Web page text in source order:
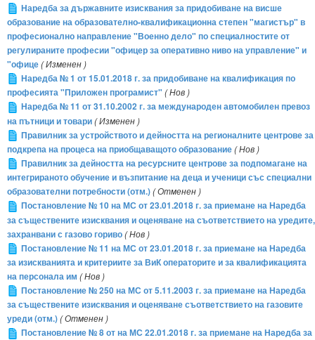
Наредба за държавните изисквания за придобиване на висше
образование на образователно-квалификационна степен "магистър" в
професионално направление "Военно дело" по специалностите от
регулираните професии "офицер за оперативно ниво на управление" и
"офице( Изменен )
Наредба № 1 от 15.01.2018 г. за придобиване на квалификация по
професията "Приложен програмист" ( Нов )
Наредба № 11 от 31.10.2002 г. за международен автомобилен превоз
на пътници и товари( Изменен )
Правилник за устройството и дейността на регионалните центрове за
подкрепа на процеса на приобщаващото образование( Нов )
Правилник за дейността на ресурсните центрове за подпомагане на
интегрираното обучение и възпитание на деца и ученици със специални
образователни потребности (отм.)( Отменен )
Постановление № 10 на МС от 23.01.2018 г. за приемане на Наредба
за съществените изисквания и оценяване на съответствието на уредите,
захранвани с газово гориво( Нов )
Постановление № 11 на МС от 23.01.2018 г. за приемане на Наредба
за изискванията и критериите за ВиК операторите и за квалификацията
на персонала им ( Нов )
Постановление № 250 на МС от 5.11.2003 г. за приемане на Наредба
за съществените изисквания и оценяване съответствието на газовите
уреди (отм.)( Отменен )
Постановление № 8 от на МС 22.01.2018 г. за приемане на Наредба за